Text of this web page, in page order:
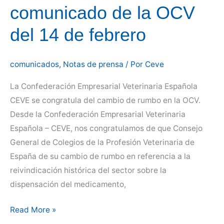
comunicado de la OCV
del 14 de febrero
comunicados, Notas de prensa / Por Ceve
La Confederación Empresarial Veterinaria Española
CEVE se congratula del cambio de rumbo en la OCV.
Desde la Confederación Empresarial Veterinaria
Española – CEVE, nos congratulamos de que Consejo
General de Colegios de la Profesión Veterinaria de
España de su cambio de rumbo en referencia a la
reivindicación histórica del sector sobre la
dispensación del medicamento,
Valoración
Read More »